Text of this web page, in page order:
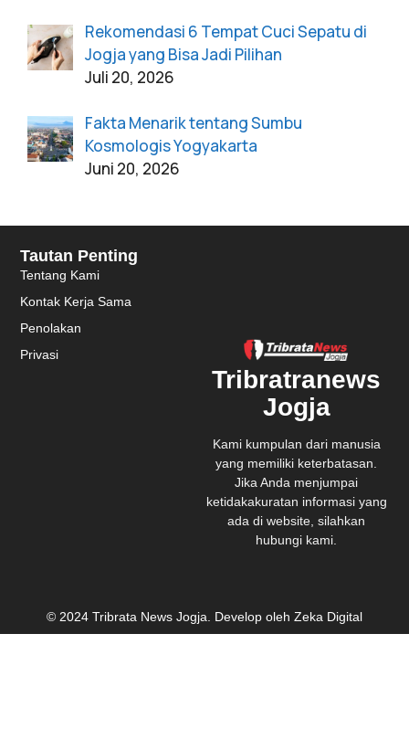
Rekomendasi 6 Tempat Cuci Sepatu di
Jogja yang Bisa Jadi Pilihan
Juli 20, 2026
Fakta Menarik tentang Sumbu
Kosmologis Yogyakarta
Juni 20, 2026
Tribratranews
Jogja
Kami kumpulan dari manusia
yang memiliki keterbatasan.
Jika Anda menjumpai
ketidakakuratan informasi yang
ada di website, silahkan
hubungi kami.
Tautan Penting
Tentang Kami
Kontak Kerja Sama
Penolakan
Privasi
© 2024 Tribrata News Jogja. Develop oleh Zeka Digital